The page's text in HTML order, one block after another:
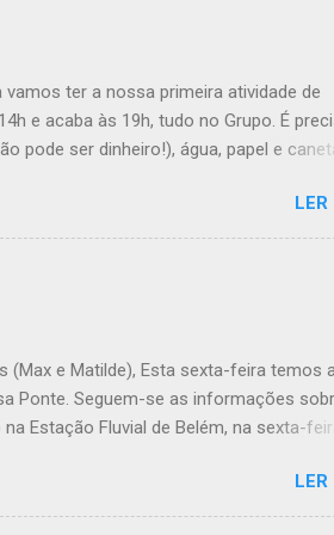
ter a nossa primeira atividade de
e acaba às 19h, tudo no Grupo. É
pode ser dinheiro!), água, papel e
do último Conselho de Guias, passada a
semana vão fazer a ponte com a TEx,
Atenção: Ainda há patrulhas que não
(Max e Matilde), Esta sexta-feira temos
Ponte. Seguem-se as informações
Estação Fluvial de Belém, na sexta-
em patrulha e é não se
para casa. - Falem com os vossos